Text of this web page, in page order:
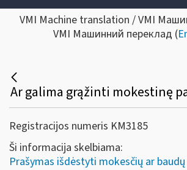
VMI Machine translation / VMI
VMI Машинний переклад (
Registracijos numeris KM3185
Ši informacija skelbiama:
Prašymas išdėstyti mokesčių ar